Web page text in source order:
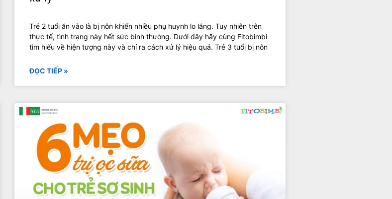
Trẻ 2 tuổi ăn vào là bị nôn khiến nhiều phụ huynh lo lắng. Tuy nhiên trên
thực tế, tình trạng này hết sức bình thường. Dưới đây hãy cùng Fitobimbi
tìm hiểu về hiện tượng này và chỉ ra cách xử lý hiệu quả. Trẻ 3 tuổi bị nôn
ĐỌC TIẾP »